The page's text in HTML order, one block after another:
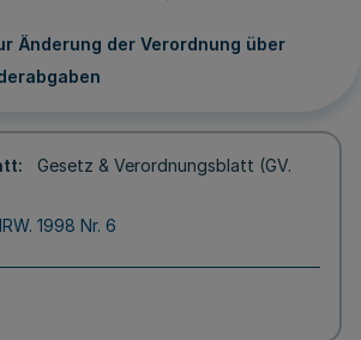
Änderung der Verordnung über
Gesetz & Verordnungsblatt (GV.
1998 Nr. 6